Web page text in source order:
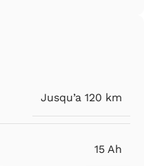
Jusqu’a 120 km
15 Ah